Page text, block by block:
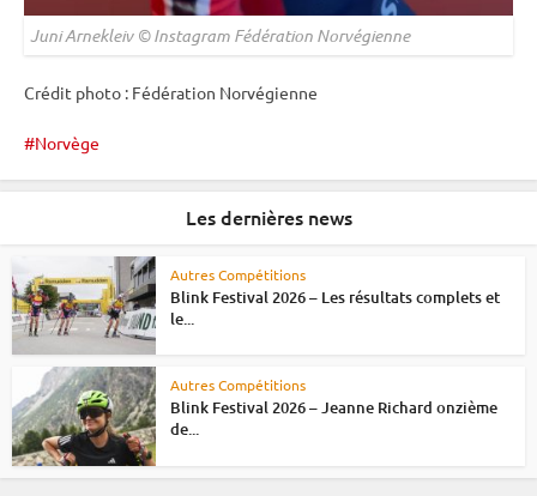
Juni Arnekleiv © Instagram Fédération Norvégienne
Crédit photo : Fédération Norvégienne
Norvège
Les dernières news
Autres Compétitions
Blink Festival 2026 – Les résultats complets et
le...
Autres Compétitions
Blink Festival 2026 – Jeanne Richard onzième
de...